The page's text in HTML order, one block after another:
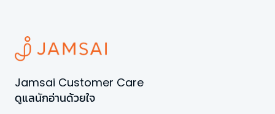
Jamsai Customer Care
ดูแลนักอ่านด้วยใจ